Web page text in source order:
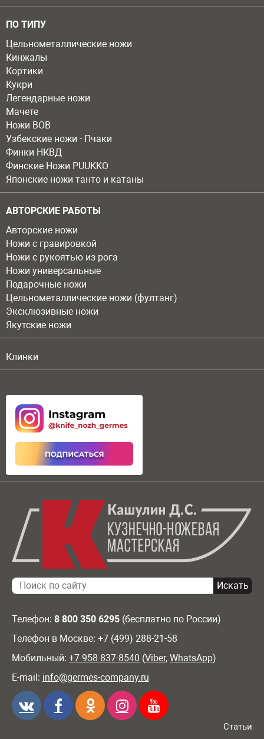
ПО ТИПУ
Цельнометаллические ножи
Кинжалы
Кортики
Кукри
Легендарные ножи
Мачете
Ножи ВОВ
Узбекские ножи - Пчаки
Финки НКВД
Финские Ножи PUUKKO
Японские ножи танто и катаны
АВТОРСКИЕ РАБОТЫ
Авторские ножи
Ножи с гравировкой
Ножи с рукоятью из рога
Ножи универсальные
Подарочные ножи
Цельнометаллические ножи (фултанг)
Эксклюзивные ножи
Якутские ножи
Клинки
Телефон: 8 800 350 6295 (бесплатно по России)
Телефон в Москве: +7 (499) 288-21-58
Мобильный: +7 958 837-8540 (Viber, WhatsApp)
E-mail: info@germes-company.ru
Статьи